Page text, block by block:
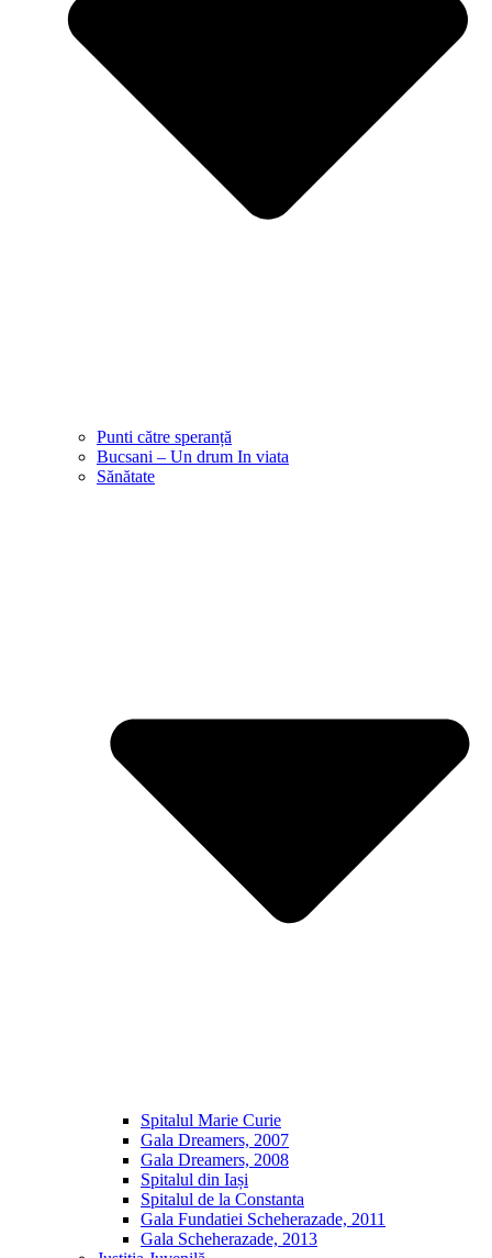
Punti către speranță
Bucsani – Un drum In viata
Sănătate
Spitalul Marie Curie
Gala Dreamers, 2007
Gala Dreamers, 2008
Spitalul din Iași
Spitalul de la Constanta
Gala Fundatiei Scheherazade, 2011
Gala Scheherazade, 2013